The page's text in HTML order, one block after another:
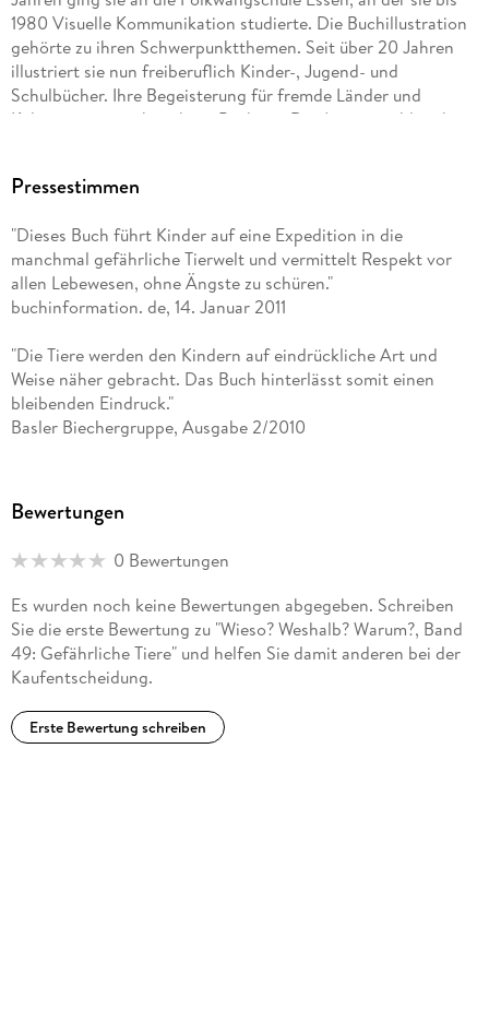
1980 Visuelle Kommunikation studierte. Die Buchillustration
gehörte zu ihren Schwerpunktthemen. Seit über 20 Jahren
illustriert sie nun freiberuflich Kinder-, Jugend- und
Schulbücher. Ihre Begeisterung für fremde Länder und
Kulturen zeigt sich in ihren Büchern. Die Autorin zahlreicher
"dass Kinder mit Lust und Neugier die Welt entdecken." Ihre
Zudem interessiert sie sich für die Bildhauerei, ist stets auf
der Suche nach neuen Kochrezepten und reist gerne durch
die fünf Kontinente dieser Welt. Angela Weinhold lebt in
Essen.
Pressestimmen
"Dieses Buch führt Kinder auf eine Expedition in die
manchmal gefährliche Tierwelt und vermittelt Respekt vor
allen Lebewesen, ohne Ängste zu schüren."
buchinformation. de, 14. Januar 2011
"Die Tiere werden den Kindern auf eindrückliche Art und
Weise näher gebracht. Das Buch hinterlässt somit einen
bleibenden Eindruck."
Basler Biechergruppe, Ausgabe 2/2010
Bewertungen
0 Bewertungen
Es wurden noch keine Bewertungen abgegeben. Schreiben
Sie die erste Bewertung zu "Wieso? Weshalb? Warum?, Band
49: Gefährliche Tiere" und helfen Sie damit anderen bei der
Kaufentscheidung.
Erste Bewertung schreiben